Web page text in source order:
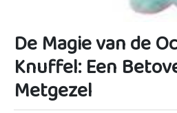
De Magie van de
Knuffel: Een
Metgezel